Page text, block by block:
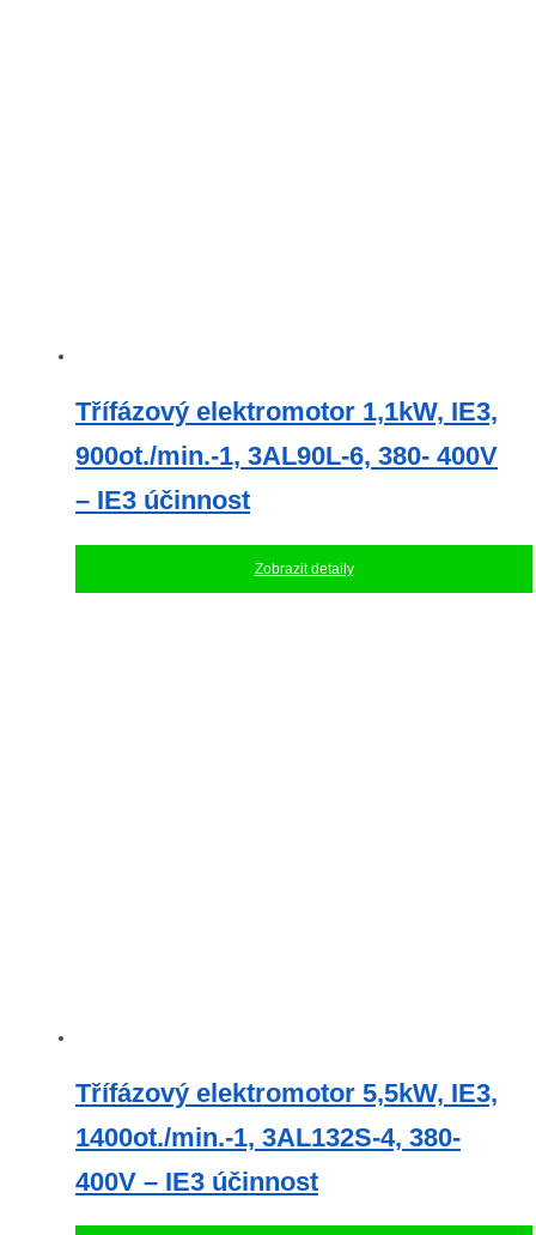
Třífázový elektromotor 1,1kW, IE3,
900ot./min.-1, 3AL90L-6, 380- 400V
– IE3 účinnost
Zobrazit detaily
Třífázový elektromotor 5,5kW, IE3,
1400ot./min.-1, 3AL132S-4, 380-
400V – IE3 účinnost